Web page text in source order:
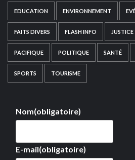
EDUCATION ENVIRONNEMENT
FAITS DIVERS FLASH INFO JUSTICE
PACIFIQUE POLITIQUE SANTÉ
SPORTS TOURISME
Nom(obligatoire)
E-mail(obligatoire)